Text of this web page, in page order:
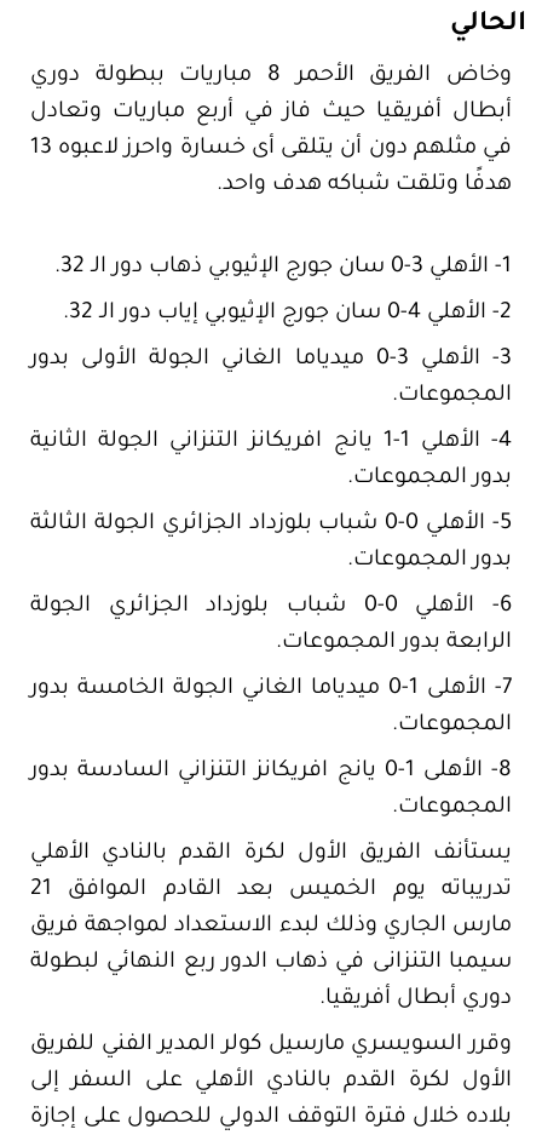
الحالي
وخاض الفريق الأحمر 8 مباريات ببطولة دوري
أبطال أفريقيا حيث فاز في أربع مباريات وتعادل
في مثلهم دون أن يتلقى أى خسارة واحرز لاعبوه 13
هدفًا وتلقت شباكه هدف واحد.
1- الأهلي 3-0 سان جورج الإثيوبي ذهاب دور الـ 32.
2- الأهلي 4-0 سان جورج الإثيوبي إياب دور الـ 32.
3- الأهلي 3-0 ميدياما الغاني الجولة الأولى بدور
المجموعات.
4- الأهلي 1-1 يانج افريكانز التنزاني الجولة الثانية
بدور المجموعات.
5- الأهلي 0-0 شباب بلوزداد الجزائري الجولة الثالثة
بدور المجموعات.
6- الأهلي 0-0 شباب بلوزداد الجزائري الجولة
الرابعة بدور المجموعات.
7- الأهلى 1-0 ميدياما الغاني الجولة الخامسة بدور
المجموعات.
8- الأهلى 1-0 يانج افريكانز التنزاني السادسة بدور
المجموعات.
يستأنف الفريق الأول لكرة القدم بالنادي الأهلي
تدريباته يوم الخميس بعد القادم الموافق 21
مارس الجاري وذلك لبدء الاستعداد لمواجهة فريق
سيمبا التنزانى في ذهاب الدور ربع النهائي لبطولة
دوري أبطال أفريقيا.
وقرر السويسري مارسيل كولر المدير الفني للفريق
الأول لكرة القدم بالنادي الأهلي على السفر إلى
بلاده خلال فترة التوقف الدولي للحصول على إجازة